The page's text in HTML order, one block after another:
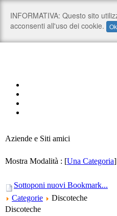
Aziende e Siti amici
Mostra Modalità : [Una Categoria]
Sottoponi nuovi Bookmark...
Categorie
Discoteche
Discoteche